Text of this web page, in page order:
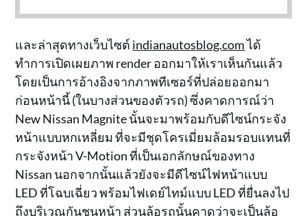
และล่าสุดทางเว็บไซต์ indianautosblog.comได้
ทำการเปิดเผยภาพ render ออกมาให้เราเห็นกันแล้ว
โดยเป็นการอ้างอิงจากภาพทีเซอร์ที่ปล่อยออกมา
ก่อนหน้านี้ (ในบางส่วนของตัวรถ) ซึ่งคาดการณ์ว่า
New Nissan Magnite นั้นจะมาพร้อมกับดีไซน์กระจัง
หน้าแบบหกเหลี่ยม ที่จะมีชุดโครเมี่ยมล้อมรอบแทนที่
กระจังหน้า V-Motion ที่เป็นเอกลักษณ์ของทาง
Nissan นอกจากนั้นแล้วยังจะมีดีไซน์ไฟหน้าแบบ
LED ที่โฉบเฉี่ยว พร้อมไฟเดย์ไทม์แบบ LED ที่ยื่นลงไป
ถึงบริเวณกันชนหน้า ส่วนล้อรถนั้นคาดว่าจะเป็นล้อ